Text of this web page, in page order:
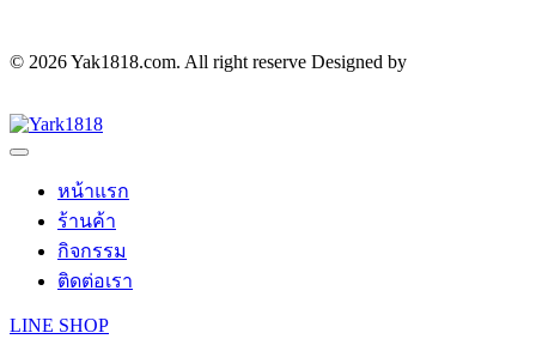
© 2026 Yak1818.com. All right reserve Designed by
หน้าแรก
ร้านค้า
กิจกรรม
ติดต่อเรา
LINE SHOP